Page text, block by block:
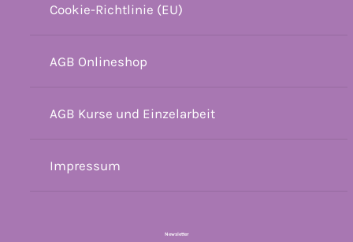
Cookie-Richtlinie (EU)
AGB Onlineshop
AGB Kurse und Einzelarbeit
Impressum
Newsletter